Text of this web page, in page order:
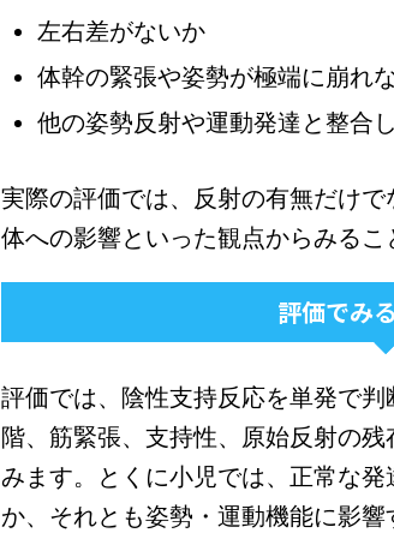
左右差がないか
体幹の緊張や姿勢が極端に崩れ
他の姿勢反射や運動発達と整合
実際の評価では、反射の有無だけ
体への影響といった観点からみるこ
評価でみ
評価では、陰性支持反応を単発で
階、筋緊張、支持性、原始反射の
みます。とくに小児では、正常な
か、それとも姿勢・運動機能に影